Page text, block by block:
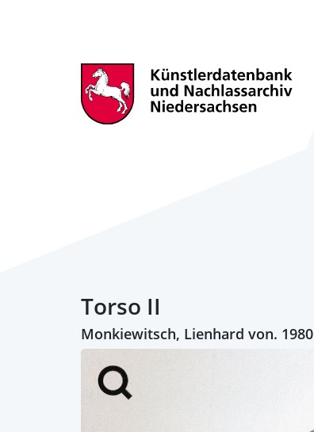
Torso II
Monkiewitsch, Lienhard von. 1980